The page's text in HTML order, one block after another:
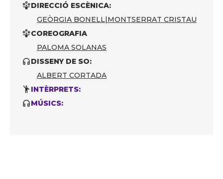
DIRECCIÓ ESCÈNICA:
GEÒRGIA BONELL|MONTSERRAT CRISTAU
COREOGRAFIA
PALOMA SOLANAS
DISSENY DE SO:
ALBERT CORTADA
INTÈRPRETS:
MÚSICS: